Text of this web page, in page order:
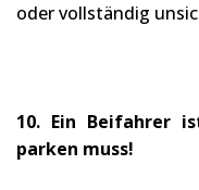
oder vollständig
10. Ein Beifahrer
parken muss!